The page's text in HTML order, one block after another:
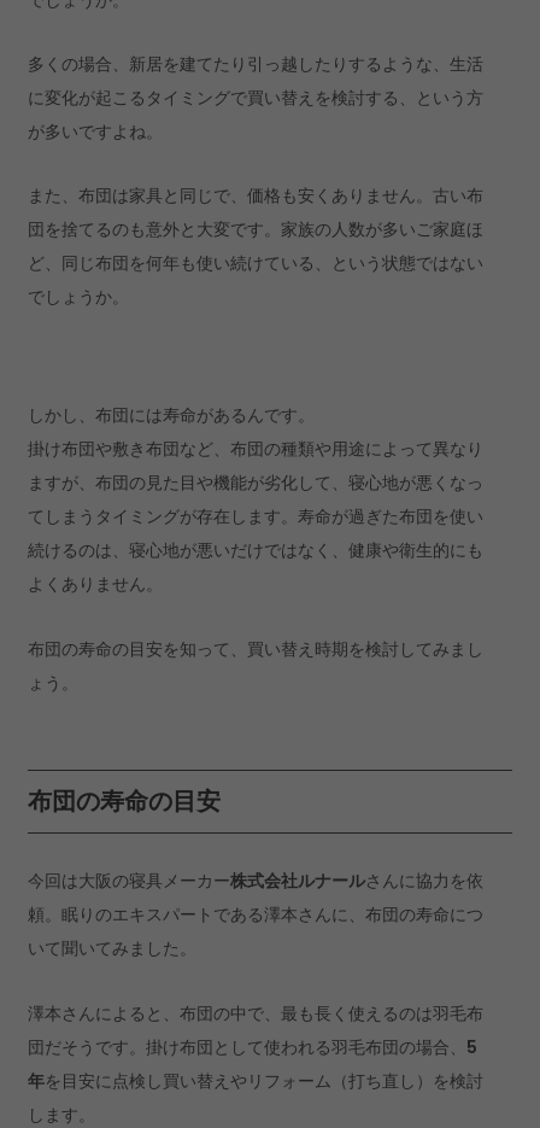
多くの場合、新居を建てたり引っ越したりするような、生活
に変化が起こるタイミングで買い替えを検討する、という方
が多いですよね。
また、布団は家具と同じで、価格も安くありません。古い布
団を捨てるのも意外と大変です。家族の人数が多いご家庭ほ
ど、同じ布団を何年も使い続けている、という状態ではない
でしょうか。
しかし、布団には寿命があるんです。
掛け布団や敷き布団など、布団の種類や用途によって異なり
ますが、布団の見た目や機能が劣化して、寝心地が悪くなっ
てしまうタイミングが存在します。寿命が過ぎた布団を使い
続けるのは、寝心地が悪いだけではなく、健康や衛生的にも
よくありません。
布団の寿命の目安を知って、買い替え時期を検討してみまし
ょう。
布団の寿命の目安
今回は大阪の寝具メーカー株式会社ルナールさんに協力を依
頼。眠りのエキスパートである澤本さんに、布団の寿命につ
いて聞いてみました。
澤本さんによると、布団の中で、最も長く使えるのは羽毛布
団だそうです。掛け布団として使われる羽毛布団の場合、 5
年を目安に点検し買い替えやリフォーム（打ち直し）を検討
します。